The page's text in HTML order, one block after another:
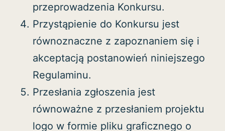
przeprowadzenia Konkursu.
Przystąpienie do Konkursu jest
równoznaczne z zapoznaniem się i
akceptacją postanowień niniejszego
Regulaminu.
Przesłania zgłoszenia jest
równoważne z przesłaniem projektu
logo w formie pliku graficznego o